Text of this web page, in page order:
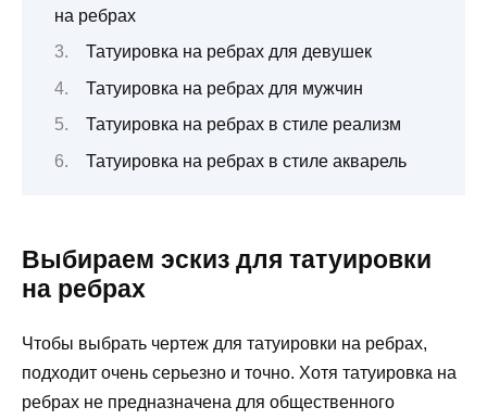
на ребрах
Татуировка на ребрах для девушек
Татуировка на ребрах для мужчин
Татуировка на ребрах в стиле реализм
Татуировка на ребрах в стиле акварель
Выбираем эскиз для татуировки
на ребрах
Чтобы выбрать чертеж для татуировки на ребрах,
подходит очень серьезно и точно. Хотя татуировка на
ребрах не предназначена для общественного